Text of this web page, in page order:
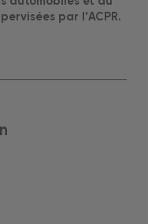
par l’ACPR.